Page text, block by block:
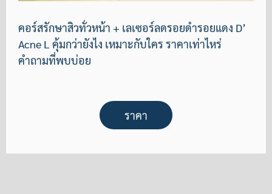
คอร์สรักษาสิวทั่วหน้า + เลเซอร์ลดรอยดำรอยแดง D’
Acne L คุ้มกว่ายังไง เหมาะกับใคร ราคาเท่าไหร่
คำถามที่พบบ่อย
ราคา